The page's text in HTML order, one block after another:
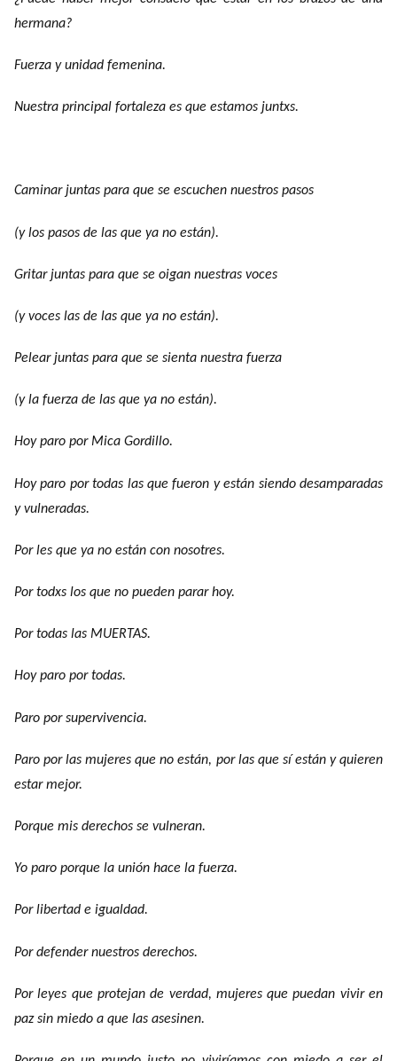
hermana?
Fuerza y unidad femenina.
Nuestra principal fortaleza es que estamos juntxs.
Caminar juntas para que se escuchen nuestros pasos
(y los pasos de las que ya no están).
Gritar juntas para que se oigan nuestras voces
(y voces las de las que ya no están).
Pelear juntas para que se sienta nuestra fuerza
(y la fuerza de las que ya no están).
Hoy paro por Mica Gordillo.
Hoy paro por todas las que fueron y están siendo desamparadas
y vulneradas.
Por les que ya no están con nosotres.
Por todxs los que no pueden parar hoy.
Por todas las MUERTAS.
Hoy paro por todas.
Paro por supervivencia.
Paro por las mujeres que no están, por las que sí están y quieren
estar mejor.
Porque mis derechos se vulneran.
Yo paro porque la unión hace la fuerza.
Por libertad e igualdad.
Por defender nuestros derechos.
Por leyes que protejan de verdad, mujeres que puedan vivir en
paz sin miedo a que las asesinen.